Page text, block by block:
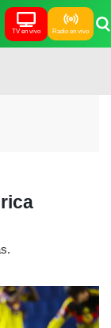
TV en vivo Radio en vivo